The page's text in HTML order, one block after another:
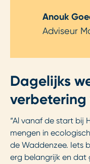
Anouk
Adviseur
Dagelijks
“Al vanaf de start bij
mengen in
de Waddenzee. Iets
erg belangrijk en dat